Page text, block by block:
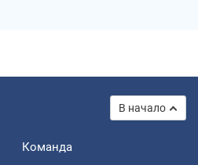
В начало
Команда